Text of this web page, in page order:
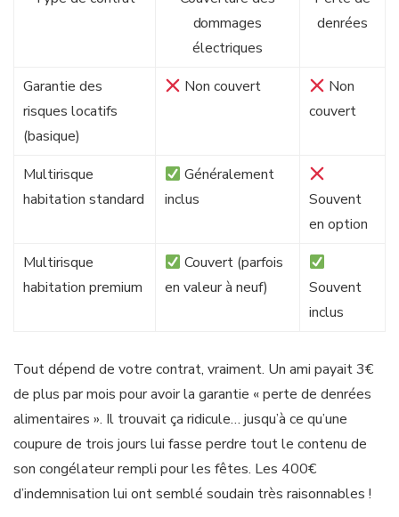
dommages
électriques
denrées
Garantie des
risques locatifs
(basique)
Non couvert
Non
couvert
Multirisque
habitation standard
Généralement
inclus
Souvent
en option
Multirisque
habitation premium
Couvert (parfois
en valeur à neuf)
Souvent
inclus
Tout dépend de votre contrat, vraiment. Un ami payait 3€
de plus par mois pour avoir la garantie « perte de denrées
alimentaires ». Il trouvait ça ridicule… jusqu’à ce qu’une
coupure de trois jours lui fasse perdre tout le contenu de
son congélateur rempli pour les fêtes. Les 400€
d’indemnisation lui ont semblé soudain très raisonnables !